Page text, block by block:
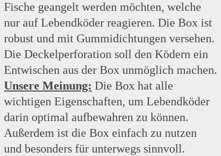
Fische geangelt werden möchten, welche
nur auf Lebendköder reagieren. Die Box ist
robust und mit Gummidichtungen versehen.
Die Deckelperforation soll den Ködern ein
Entwischen aus der Box unmöglich machen.
Unsere Meinung: Die Box hat alle
wichtigen Eigenschaften, um Lebendköder
darin optimal aufbewahren zu können.
Außerdem ist die Box einfach zu nutzen
und besonders für unterwegs sinnvoll.